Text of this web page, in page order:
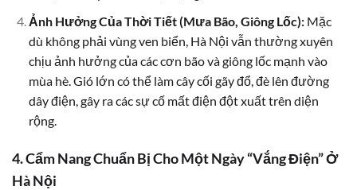
Ảnh Hưởng Của Thời Tiết (Mưa Bão, Giông Lốc):Mặc
dù không phải vùng ven biển, Hà Nội vẫn thường xuyên
chịu ảnh hưởng của các cơn bão và giông lốc mạnh vào
mùa hè. Gió lớn có thể làm cây cối gãy đổ, đè lên đường
dây điện, gây ra các sự cố mất điện đột xuất trên diện
rộng.
4. Cẩm Nang Chuẩn Bị Cho Một Ngày “Vắng Điện” Ở
Hà Nội